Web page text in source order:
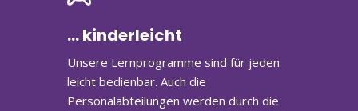
... kinderleicht
Unsere Lernprogramme sind für jeden
leicht bedienbar. Auch die
Personalabteilungen werden durch die